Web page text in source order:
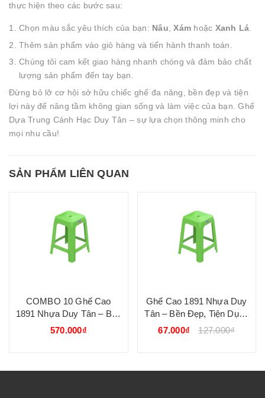
thực hiện theo các bước sau:
Chọn màu sắc yêu thích của bạn: Nâu ,Xám hoặc Xanh Lá
Thêm sản phẩm vào giỏ hàng và tiến hành thanh toán.
Chúng tôi cam kết giao hàng nhanh chóng và đảm bảo chất
lượng sản phẩm đến tay bạn.
Đừng bỏ lỡ cơ hội sở hữu chiếc ghế đa năng, bền đẹp và tiện
lợi này để nâng tầm không gian sống và làm việc của bạn. Ghế
Dựa Trung Cánh Hạc Duy Tân – sự lựa chọn thông minh cho
mọi nhu cầu!
SẢN PHẨM LIÊN QUAN
COMBO 10 Ghế Cao
1891 Nhựa Duy Tân – Bền
Đẹp, Tiện Dụng Cho Mọi
570.000₫
Ghế Cao 1891 Nhựa Duy
Tân – Bền Đẹp, Tiện Dụng
Cho Mọi Không Gian
67.000₫ 127.000₫